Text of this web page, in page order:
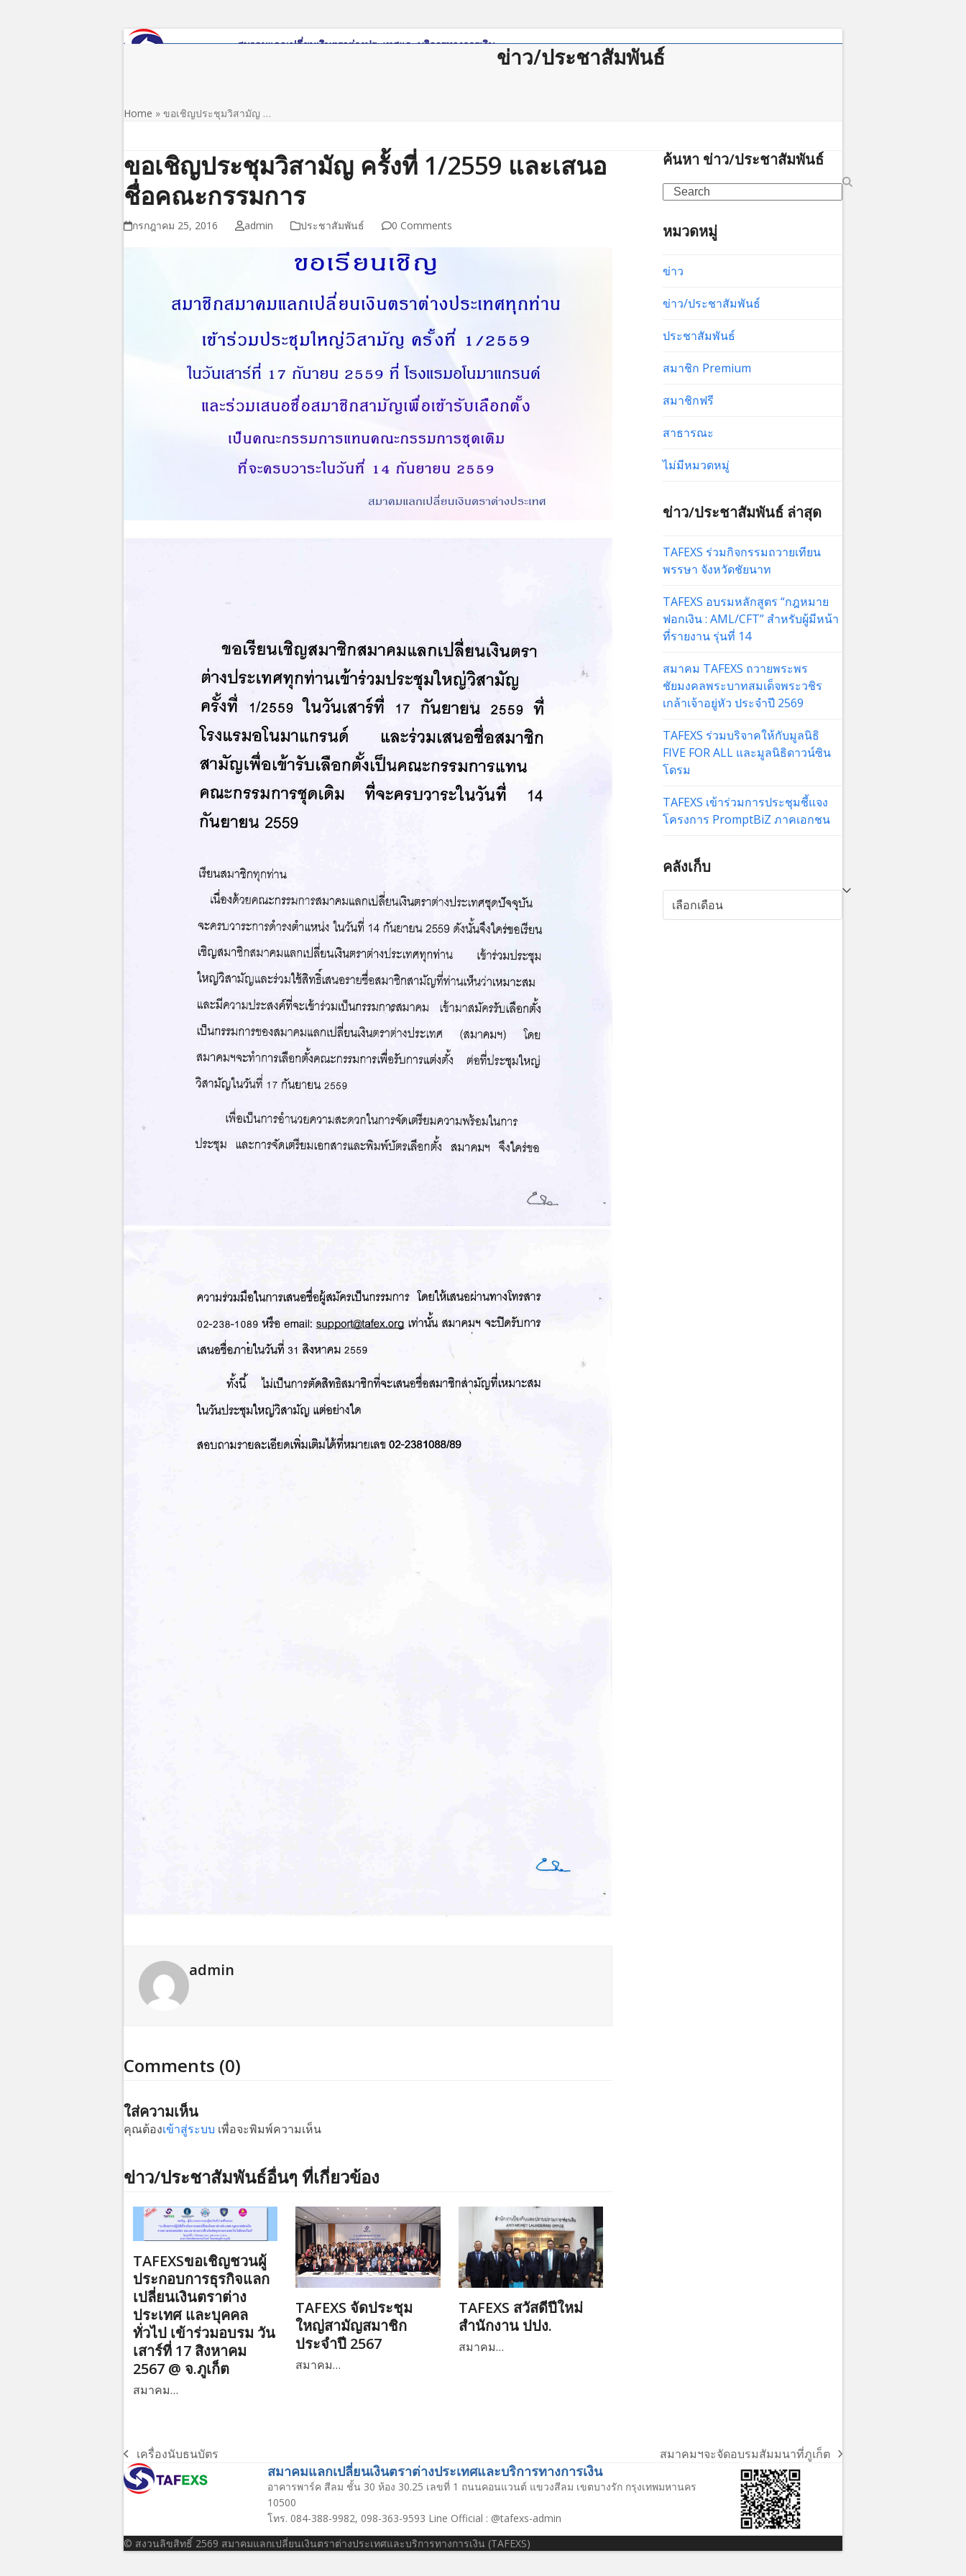
ข่าว/ประชาสัมพันธ์
Home » ขอเชิญประชุมวิสามัญ …
ขอเชิญประชุมวิสามัญ ครั้งที่ 1/2559 และเสนอ
ชื่อคณะกรรมการ
กรกฎาคม 25, 2016 admin ประชาสัมพันธ์ 0 Comments
admin
Comments (0)
ใส่ความเห็น
คุณต้องเข้าสู่ระบบ เพื่อจะพิมพ์ความเห็น
ข่าว/ประชาสัมพันธ์อื่นๆ ที่เกี่ยวข้อง
TAFEXSขอเชิญชวนผู้
ประกอบการธุรกิจแลก
เปลี่ยนเงินตราต่าง
ประเทศ และบุคคล
ทั่วไป เข้าร่วมอบรม วัน
เสาร์ที่ 17 สิงหาคม
2567 @ จ.ภูเก็ต
สมาคม…
TAFEXS จัดประชุม
ใหญ่สามัญสมาชิก
ประจำปี 2567
สมาคม…
TAFEXS สวัสดีปีใหม่
สำนักงาน ปปง.
สมาคม…
ค้นหา ข่าว/ประชาสัมพันธ์
Search
หมวดหมู่
ข่าว
ข่าว/ประชาสัมพันธ์
ประชาสัมพันธ์
สมาชิก Premium
สมาชิกฟรี
สาธารณะ
ไม่มีหมวดหมู่
ข่าว/ประชาสัมพันธ์ ล่าสุด
TAFEXS ร่วมกิจกรรมถวายเทียน
พรรษา จังหวัดชัยนาท
TAFEXS อบรมหลักสูตร “กฎหมาย
ฟอกเงิน : AML/CFT” สำหรับผู้มีหน้า
ที่รายงาน รุ่นที่ 14
สมาคม TAFEXS ถวายพระพร
ชัยมงคลพระบาทสมเด็จพระวชิร
เกล้าเจ้าอยู่หัว ประจำปี 2569
TAFEXS ร่วมบริจาคให้กับมูลนิธิ
FIVE FOR ALL และมูลนิธิดาวน์ซิน
โดรม
TAFEXS เข้าร่วมการประชุมชี้แจง
โครงการ PromptBiZ ภาคเอกชน
คลังเก็บ
คลัง
เก็บ
previous
post:
เครื่องนับธนบัตร
next
สมาคมฯจะจัดอบรมสัมมนาที่ภูเก็ต
สมาคมแลกเปลี่ยนเงินตราต่างประเทศและบริการทางการเงิน
อาคารพาร์ค สีลม ชั้น 30 ห้อง 30.25 เลขที่ 1 ถนนคอนแวนต์ แขวงสีลม เขตบางรัก กรุงเทพมหานคร
10500
โทร. 084-388-9982, 098-363-9593 Line Official : @tafexs-admin
© สงวนลิขสิทธิ์ 2569 สมาคมแลกเปลี่ยนเงินตราต่างประเทศและบริการทางการเงิน (TAFEXS)